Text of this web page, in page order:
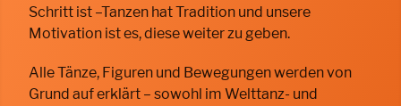
Schritt ist –Tanzen hat Tradition und unsere
Motivation ist es, diese weiter zu geben.
Alle Tänze, Figuren und Bewegungen werden von
Grund auf erklärt – sowohl im Welttanz- und